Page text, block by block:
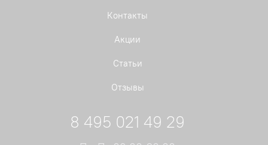
Контакты
Акции
Статьи
Отзывы
8 495 021 49 29